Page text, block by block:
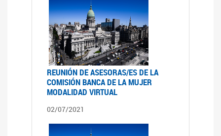
REUNIÓN DE ASESORAS/ES DE LA
COMISIÓN BANCA DE LA MUJER
MODALIDAD VIRTUAL
02/07/2021